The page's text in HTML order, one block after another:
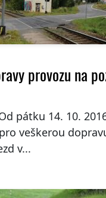
provozu na
pátku 14. 10.
veškerou
v...